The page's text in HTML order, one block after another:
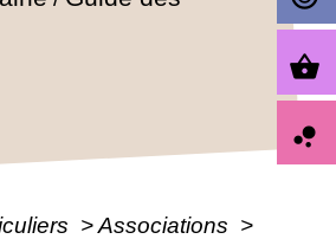
>Associations >
shopping_basket
bubble_chart